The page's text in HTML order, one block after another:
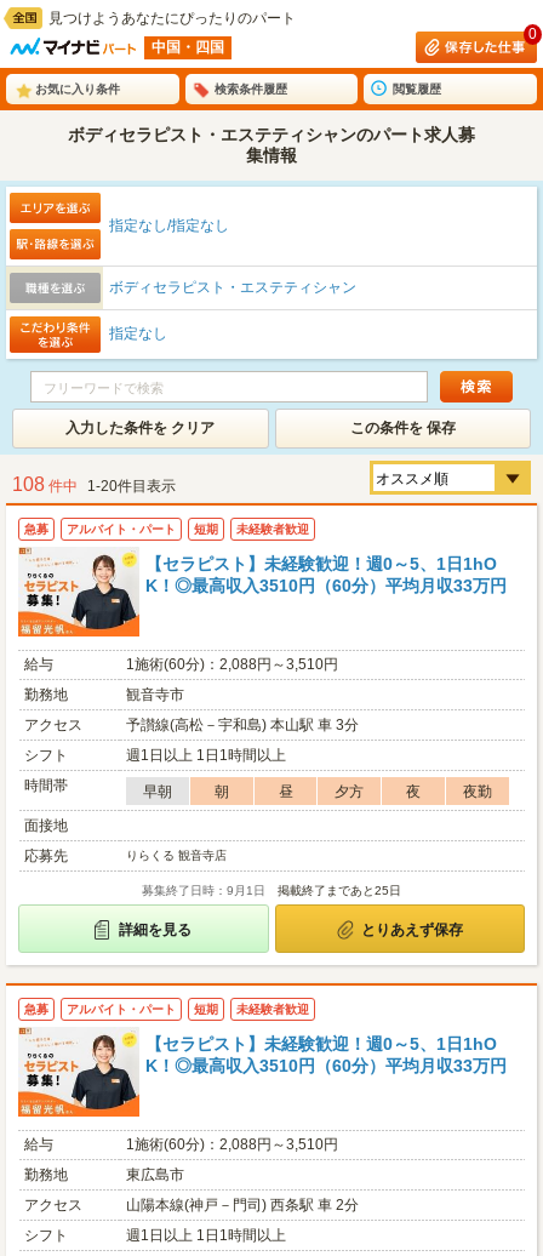
見つけようあなたにぴったりのパート
中国・四国
0
お気に入り条件 検索条件履歴 閲覧履歴
ボディセラピスト・エステティシャンのパート求人募
集情報
指定なし/指定なし
ボディセラピスト・エステティシャン
指定なし
入力した条件を クリア この条件を 保存
108 件中 1-20件目表示
急募 アルバイト・パート 短期 未経験者歓迎
【セラピスト】未経験歓迎！週0～5、1日1hO
K！◎最高収入3510円（60分）平均月収33万円
給与
1施術(60分)：2,088円～3,510円
勤務地
観音寺市
アクセス
予讃線(高松－宇和島) 本山駅 車 3分
シフト
週1日以上 1日1時間以上
時間帯
早朝 朝 昼 夕方 夜
夜勤
面接地
応募先
りらくる 観音寺店
募集終了日時：9月1日 掲載終了まであと25日
詳細を見る とりあえず保存
急募 アルバイト・パート 短期 未経験者歓迎
【セラピスト】未経験歓迎！週0～5、1日1hO
K！◎最高収入3510円（60分）平均月収33万円
給与
1施術(60分)：2,088円～3,510円
勤務地
東広島市
アクセス
山陽本線(神戸－門司) 西条駅 車 2分
シフト
週1日以上 1日1時間以上